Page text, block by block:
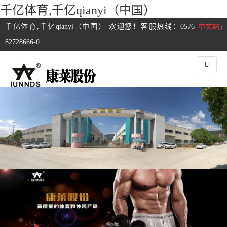
千亿体育,千亿qianyi（中国）
中文站 |
千亿体育,千亿qianyi（中国） 欢迎您！客服热线：0576-
82728666-0